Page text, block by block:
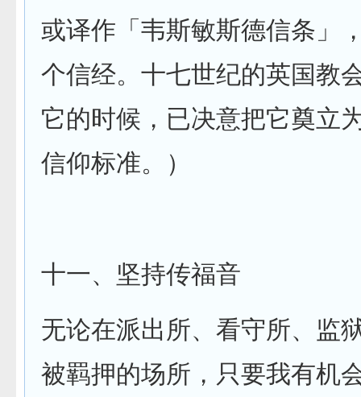
或译作「韦斯敏斯德信条」
个信经。十七世纪的英国教
它的时候，已决意把它奠立
信仰标准。）
十一、坚持传福音
无论在派出所、看守所、监
被羁押的场所，只要我有机